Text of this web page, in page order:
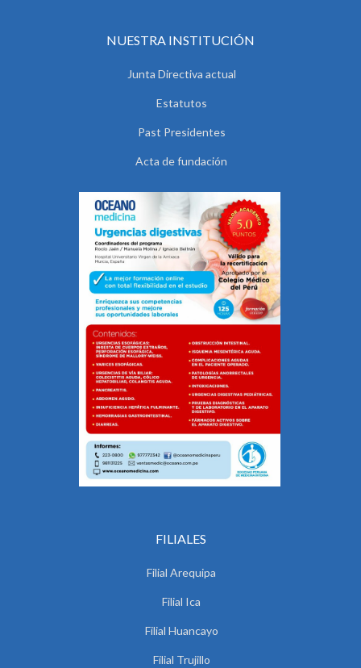
NUESTRA INSTITUCIÓN
Junta Directiva actual
Estatutos
Past Presidentes
Acta de fundación
FILIALES
Filial Arequipa
Filial Ica
Filial Huancayo
Filial Trujillo